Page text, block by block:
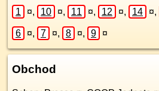
1 ¤, 10 ¤, 11 ¤, 12 ¤, 14 ¤,
6 ¤, 7 ¤, 8 ¤, 9 ¤
Obchod